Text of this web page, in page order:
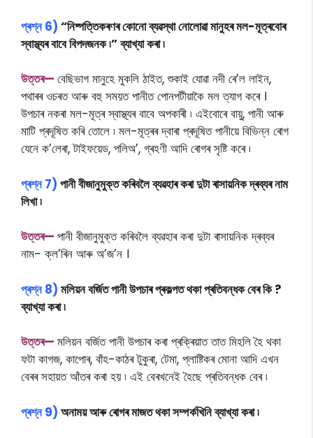
প্ৰশ্ন 6) “নিষ্পত্তিকৰণৰ কোনো ব্যৱস্থা নোলোৱা মানুহৰ মল-মূত্ৰবোৰ
স্বাস্থ্যৰ বাবে বিপদজনক ৷” ব্যাখ্যা কৰা ৷
উত্তৰ— বেছিভাগ মানুহে মুকলি ঠাইত, শুকাই যোৱা নদী ৰে’ল লাইন,
পথাৰৰ ওচৰত আৰু বহু সময়ত পানীত পোনপটীয়াকৈ মল ত্যাগ কৰে ।
উপচাৰ নকৰা মল-মূত্ৰ স্বাস্থ্যৰ বাবে অপকাৰী ৷ এইবোৰে বায়ু, পানী আৰু
মাটি প্ৰদূষিত কৰি তোলে ৷ মল-মূত্ৰৰ দ্বাৰা প্ৰদূষিত পানীয়ে বিভিন্ন ৰোগ
যেনে ক’লেৰা, টাইফয়েড, পলিঅ’, গ্ৰহণী আদি ৰোগৰ সৃষ্টি কৰে ৷
প্ৰশ্ন 7) পানী বীজানুমুক্ত কৰিবলৈ ব্যৱহাৰ কৰা দুটা ৰাসায়নিক দ্ৰব্যৰ নাম
লিখা ৷
উত্তৰ— পানী বীজানুমুক্ত কৰিবলৈ ব্যৱহাৰ কৰা দুটা ৰাসায়নিক দ্ৰব্যৰ
নাম- ক্ল’ৰিন আৰু অ’জ’ন ।
প্ৰশ্ন 8) মলিয়ন বৰ্জিত পানী উপচাৰ প্ৰকল্পত থকা প্ৰতিবন্ধক বেৰ কি ?
ব্যাখ্যা কৰা ৷
উত্তৰ— মলিয়ন বৰ্জিত পানী উপচাৰ কৰা প্ৰক্ৰিয়াত তাত মিহলি হৈ থকা
ফটা কাগজ, কাপোৰ, বাঁহ-কাঠৰ টুকুৰা, টেমা, প্লাষ্টিকৰ মোনা আদি এখন
বেৰৰ সহায়ত আঁতৰ কৰা হয় ৷ এই বেৰখনেই হৈছে প্ৰতিবন্ধক বেৰ ৷
প্ৰশ্ন 9) অনাময় আৰু ৰোগৰ মাজত থকা সম্পৰ্কখিনি ব্যাখ্যা কৰা ৷